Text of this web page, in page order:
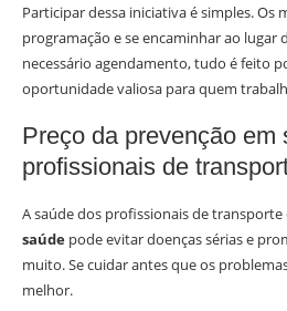
Participar dessa iniciativa é simples. Os
programação e se encaminhar ao lugar
necessário agendamento, tudo é feito
oportunidade valiosa para quem
Preço da prevenção em
profissionais de
A saúde dos profissionais de transporte
saúde pode evitar doenças sérias e
muito. Se cuidar antes que os
melhor.